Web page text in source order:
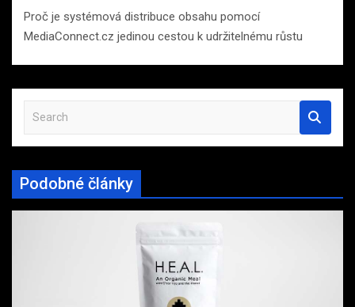
Proč je systémová distribuce obsahu pomocí
MediaConnect.cz jedinou cestou k udržitelnému růstu
a
r
c
h
Podobné články